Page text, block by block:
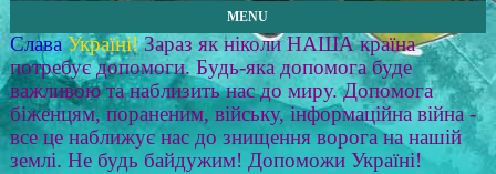
MENU
Слава Україні! Зараз як ніколи НАША країна
потребує допомоги. Будь-яка допомога буде
важливою та наблизить нас до миру. Допомога
біженцям, пораненим, війську, інформаційна війна -
все це наближує нас до знищення ворога на нашій
землі. Не будь байдужим! Допоможи Україні!